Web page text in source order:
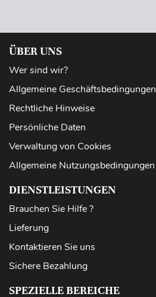
ÜBER UNS
Wer sind wir?
Allgemeine Geschäftsbedingungen
Rechtliche Hinweise
Persönliche Daten
Verwaltung von Cookies
Allgemeine Nutzungsbedingungen
DIENSTLEISTUNGEN
Brauchen Sie Hilfe ?
Lieferung
Kontaktieren Sie uns
Sichere Bezahlung
SPEZIELLE BEREICHE